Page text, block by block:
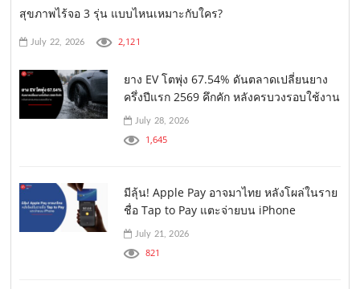
สุขภาพไร้จอ 3 รุ่น แบบไหนเหมาะกับใคร?
July 22, 2026 2,121
ยาง EV โตพุ่ง 67.54% ดันตลาดเปลี่ยนยาง
ครึ่งปีแรก 2569 คึกคัก หลังครบวงรอบใช้งาน
July 28, 2026
1,645
มีลุ้น! Apple Pay อาจมาไทย หลังโผล่ในราย
ชื่อ Tap to Pay แตะจ่ายบน iPhone
July 21, 2026
821